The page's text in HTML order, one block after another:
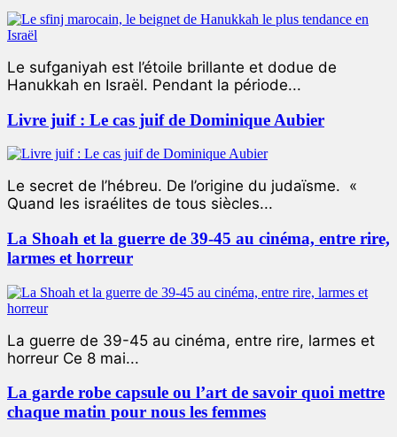
Le sufganiyah est l’étoile brillante et dodue de
Hanukkah en Israël. Pendant la période...
Livre juif : Le cas juif de Dominique Aubier
Le secret de l’hébreu. De l’origine du judaïsme. «
Quand les israélites de tous siècles...
La Shoah et la guerre de 39-45 au cinéma, entre rire,
larmes et horreur
La guerre de 39-45 au cinéma, entre rire, larmes et
horreur Ce 8 mai...
La garde robe capsule ou l’art de savoir quoi mettre
chaque matin pour nous les femmes